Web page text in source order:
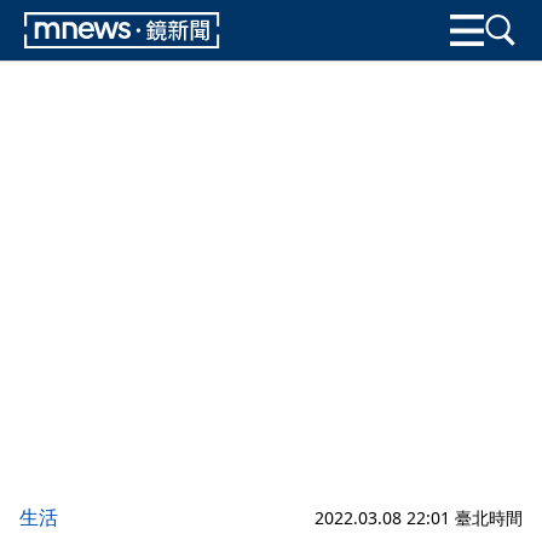
生活 2022.03.08 22:01 臺北時間